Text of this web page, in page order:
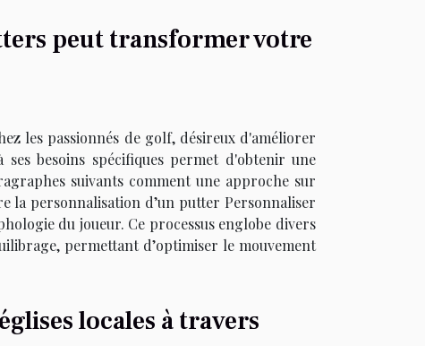
peut transformer votre
les passionnés de golf, désireux d'améliorer
besoins spécifiques permet d'obtenir une
suivants comment une approche sur
la personnalisation d’un putter Personnaliser
du joueur. Ce processus englobe divers
permettant d’optimiser le mouvement
locales à travers